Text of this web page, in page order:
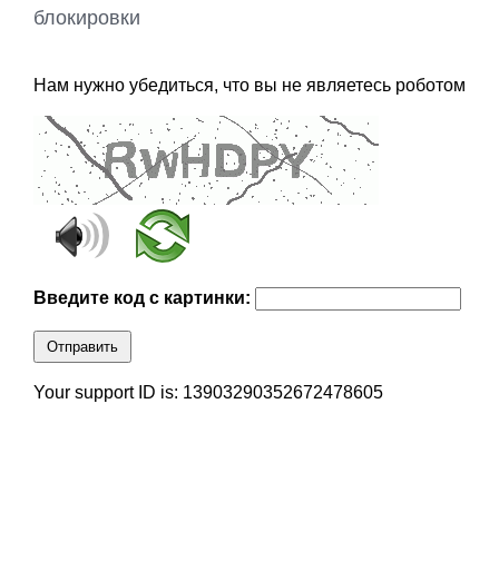
блокировки
Нам нужно убедиться, что вы не являетесь роботом
Введите код с картинки:
Отправить
Your support ID is: 13903290352672478605